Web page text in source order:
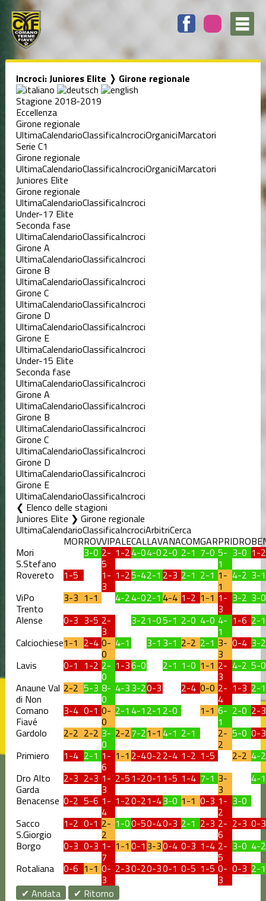
Incroci: Juniores Elite ❭ Girone regionale
Stagione 2018-2019
Eccellenza
Girone regionale
UltimaCalendarioClassificaIncrociOrganiciMarcatori
Serie C1
Girone regionale
UltimaCalendarioClassificaIncrociOrganiciMarcatori
Juniores Elite
Girone regionale
UltimaCalendarioClassificaIncroci
Under-17 Elite
Seconda fase
UltimaCalendarioClassificaIncroci
Girone A
UltimaCalendarioClassificaIncroci
Girone B
UltimaCalendarioClassificaIncroci
Girone C
UltimaCalendarioClassificaIncroci
Girone D
UltimaCalendarioClassificaIncroci
Girone E
UltimaCalendarioClassificaIncroci
Under-15 Elite
Seconda fase
UltimaCalendarioClassificaIncroci
Girone A
UltimaCalendarioClassificaIncroci
Girone B
UltimaCalendarioClassificaIncroci
Girone C
UltimaCalendarioClassificaIncroci
Girone D
UltimaCalendarioClassificaIncroci
Girone E
UltimaCalendarioClassificaIncroci
Elenco delle stagioni
Juniores Elite ❯ Girone regionale
UltimaCalendarioClassificaIncrociArbitriCerca
MORROVVIPALECALLAVANACOMGARPRIDRO
Mori
S.Stefano
3-0 2-
5
1-24-04-02-0 2-1 7-0 5-
1
3-0 1-2
Rovereto
1-5 1-
3
1-25-42-1 2-3 2-1 2-1 1-
1
4-2 3-1
ViPo
Trento
3-3 1-1 4-24-02-1 4-4 1-2 1-1 1-
3
3-2 3-0
Alense
0-3 3-5 2-
3
3-21-05-1 2-0 4-0 4-
1
1-6 2-1
Calciochiese1-1 2-4 0-
0
4-1 3-1 3-1 2-2 2-1 3-
3
0-4 3-2
Lavis
0-1 1-2 2-
0
1-36-0 2-1 1-0 1-1 2-
3
4-2 5-0
Anaune Val
di Non
2-2 5-3 8-
0
4-33-20-3 2-4 0-0 2-
4
1-3 2-1
Comano
Fiavé
3-4 0-1 0-
0
2-1 4-1 2-1 2-0 1-1 6-
1
2-0 2-3
Gardolo
2-2 2-2 3-
0
2-27-21-1 4-1 2-1 2-
2
5-0 0-3
Primiero
1-4 2-1 1-
6
1-1 2-40-22-4 1-2 1-5 2-2 4-2
Dro Alto
Garda
2-3 2-3 1-
3
2-51-20-1 1-5 1-4 7-1 3-
3
4-1
Benacense 0-2 5-6 1-
4
1-20-21-43-0 1-1 0-3 1-
2
3-0
Sacco
S.Giorgio
1-2 0-1 2-
2
1-00-50-40-3 2-1 2-3 2-
6
2-3 0-3
Borgo
0-3 0-3 1-
7
1-1 0-1 3-30-4 0-3 1-4 2-
5
3-0 4-2
Rotaliana
0-6 1-1 0-
3
2-30-20-30-1 0-5 1-5 0-
3
0-3 2-1
✔ Andata
✔ Ritorno